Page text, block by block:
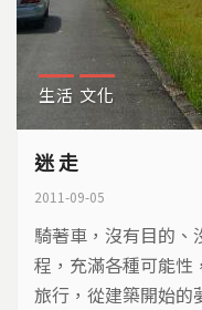
生活 文化
迷 走
2011-09-05
騎著車，沒有目的、
程，充滿各種可能性
旅行，從建築開始的